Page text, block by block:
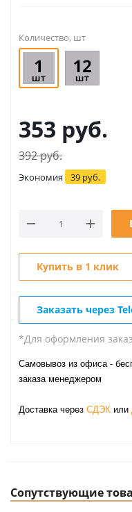
Количество, шт
353 руб.
392руб.
Экономия 39 руб.
Купить в 1 клик
Заказать через
*Для оформления
Самовывоз из офиса -
заказа менеджером
Доставка через СДЭК или
Сопутствующие